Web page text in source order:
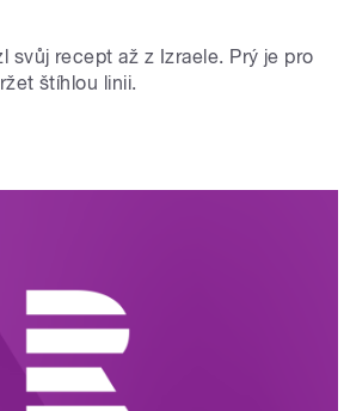
svůj recept až z Izraele. Prý je pro
štíhlou linii.